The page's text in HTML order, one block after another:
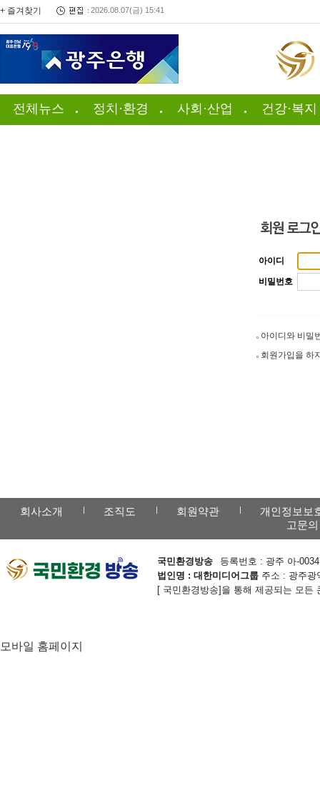
+ 즐겨찾기 2026.08.07(금) 15:41
전체뉴스 정치·환경 사회·산업 건강·복지
아이디
비밀번호
아이디와 비밀
회원가입을 하
회사소개 조직도 회원약관
개인정보보
고문의
국민환경방송
등록번호 : 광주 아-
법인명 : 대한미디어그룹 주소 : 광주광
[ 국민환경방송]을 통해 제공되는 모
모바일 홈페이지